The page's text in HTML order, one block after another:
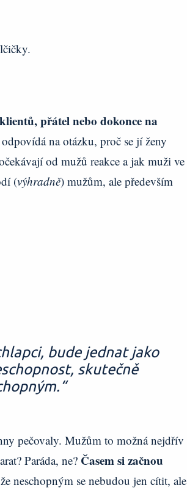
přátel nebo dokonce na
na otázku, proč se jí ženy
od mužů reakce a jak muži ve
(výhradně) mužům, ale především
bude jednat jako
skutečně
pečovaly. Mužům to možná nejdřív
Paráda, ne? Časem si začnou
neschopným se nebudou jen cítit, ale